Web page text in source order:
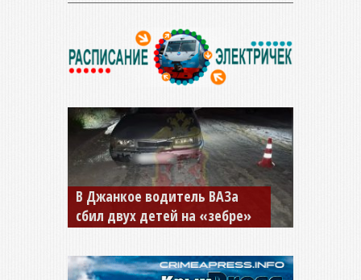
В Джанкое водитель ВАЗа
сбил двух детей на «зебре»